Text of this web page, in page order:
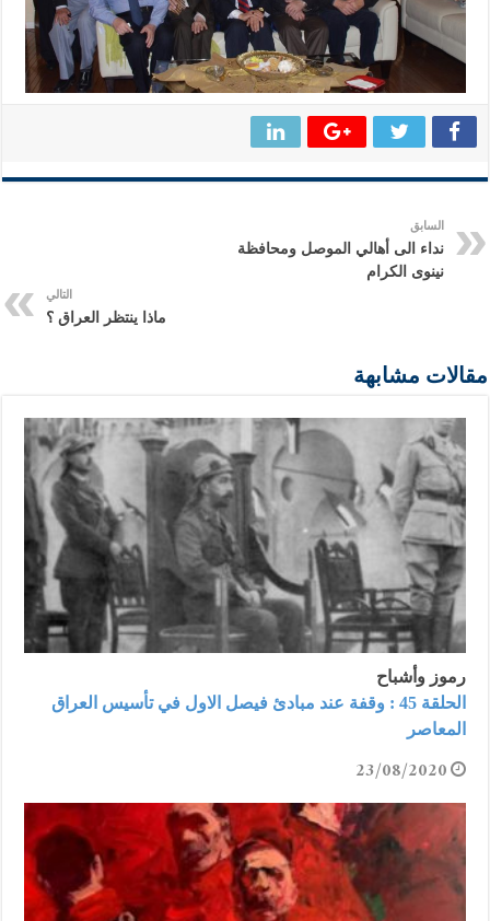
السابق
نداء الى أهالي الموصل ومحافظة
نينوى الكرام
التالي
ماذا ينتظر العراق ؟
مقالات مشابهة
رموز وأشباح
الحلقة 45 : وقفة عند مبادئ فيصل الاول في تأسيس العراق
المعاصر
23/08/2020